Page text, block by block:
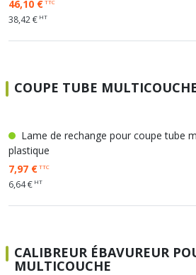
46,10 €TTC
38,42 € HT
COUPE TUBE
Lame de rechange pour coupe tube
plastique
7,97 €TTC
6,64 € HT
CALIBREUR ÉBAVUREUR
MULTICOUCHE